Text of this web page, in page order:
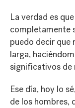
La verdad es
completamente
puedo decir que
larga,
significativos de
Ese día, hoy lo
de los hombres,